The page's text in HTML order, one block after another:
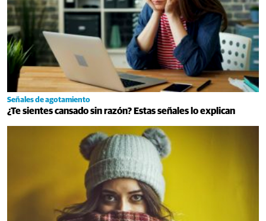
Señales de agotamiento
¿Te sientes cansado sin razón? Estas señales lo explican